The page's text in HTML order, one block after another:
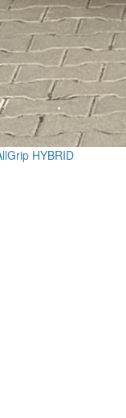
HYBRID